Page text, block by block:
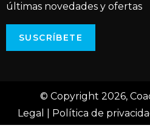
últimas novedades y ofertas
SUSCRÍBETE
© Copyright 2026,
Legal
Política de